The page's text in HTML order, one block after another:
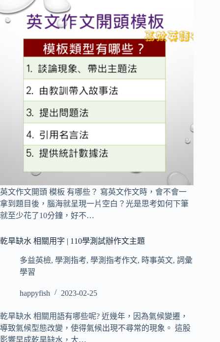
英文作文開頭 模板 有哪些？ 寫英文作文時，會不會一
拿到題目後，腦海就呈現一片空白？光是思考如何下筆
就至少花了10分鐘，好不…
乾旱缺水 相關用字 | 110學測試辦作文主題
多益英檢, 學測指考, 學測指考作文, 時事英文, 詞彙
學習
happyfish 2023-02-25
乾旱缺水 相關用語有哪些呢? 近幾年，因為氣候變遷，
導致氣候型態改變，使得氣候出現不尋常的現象。 這股
影響早成乾旱缺水，大…